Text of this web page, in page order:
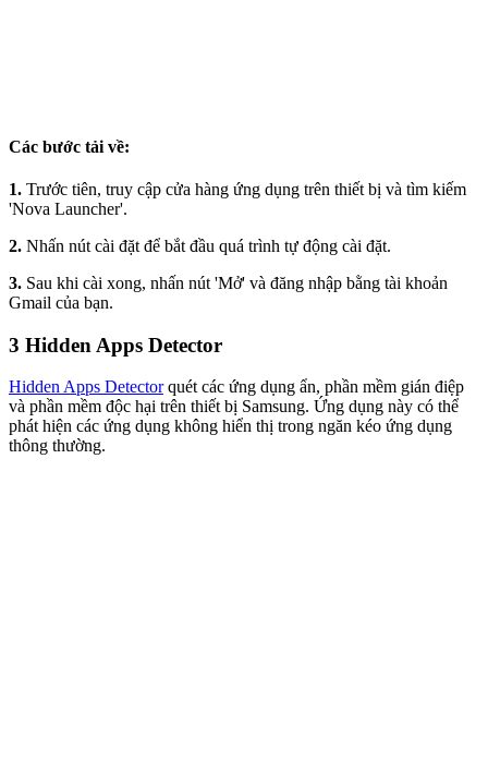
Các bước tải về:
1. Trước tiên, truy cập cửa hàng ứng dụng trên thiết bị và tìm kiếm
'Nova Launcher'.
2. Nhấn nút cài đặt để bắt đầu quá trình tự động cài đặt.
3. Sau khi cài xong, nhấn nút 'Mở' và đăng nhập bằng tài khoản
Gmail của bạn.
3 Hidden Apps Detector
Hidden Apps Detectorquét các ứng dụng ẩn, phần mềm gián điệp
và phần mềm độc hại trên thiết bị Samsung. Ứng dụng này có thể
phát hiện các ứng dụng không hiển thị trong ngăn kéo ứng dụng
thông thường.